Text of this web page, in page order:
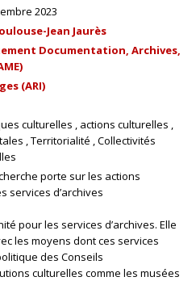
2023
Jean Jaurès
Documentation, Archives,
(ARI)
culturelles
actions culturelles
Territorialité Collectivités
porte sur les actions
services d’archives
pour les services d’archives. Elle
les moyens dont ces services
des Conseils
culturelles comme les musées